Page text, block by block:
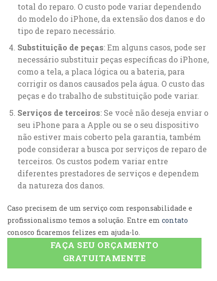
total do reparo. O custo pode variar dependendo
do modelo do iPhone, da extensão dos danos e do
tipo de reparo necessário.
Substituição de peças: Em alguns casos, pode ser
necessário substituir peças específicas do iPhone,
como a tela, a placa lógica ou a bateria, para
corrigir os danos causados pela água. O custo das
peças e do trabalho de substituição pode variar.
Serviços de terceiros: Se você não deseja enviar o
seu iPhone para a Apple ou se o seu dispositivo
não estiver mais coberto pela garantia, também
pode considerar a busca por serviços de reparo de
terceiros. Os custos podem variar entre
diferentes prestadores de serviços e dependem
da natureza dos danos.
Caso precisem de um serviço com responsabilidade e
profissionalismo temos a solução. Entre em contato
conosco ficaremos felizes em ajuda-lo.
FAÇA SEU ORÇAMENTO
GRATUITAMENTE